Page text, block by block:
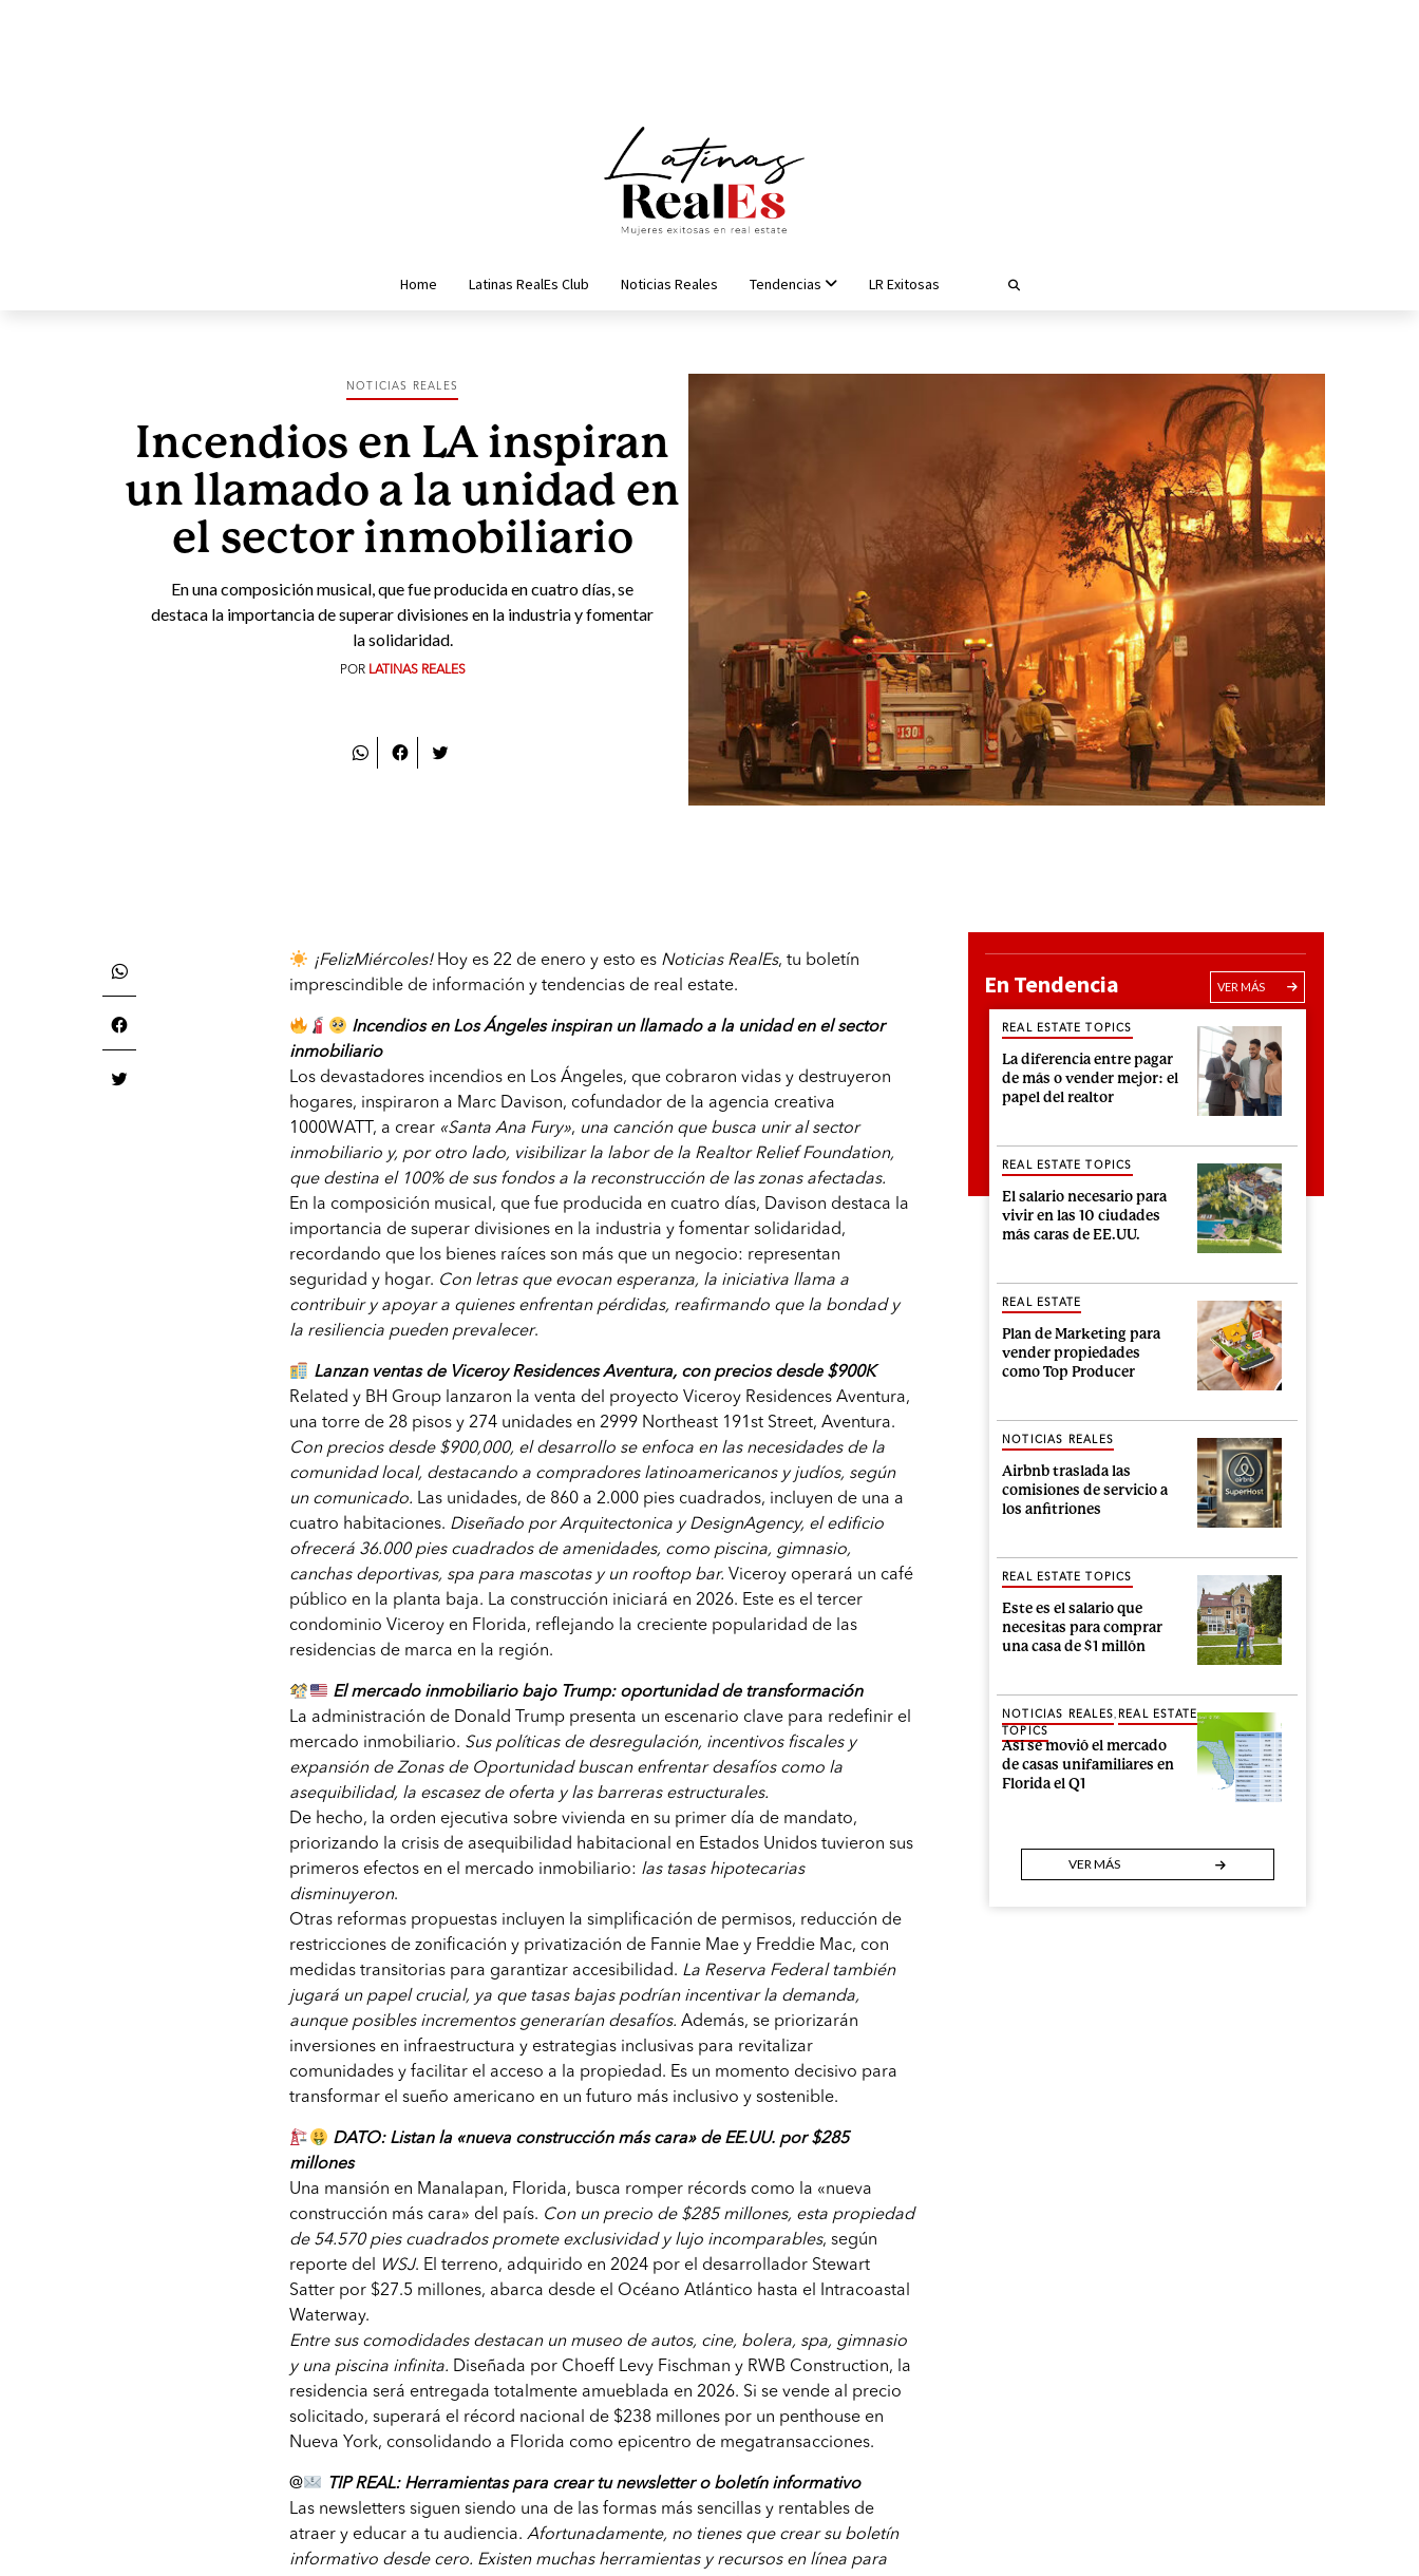
Home Latinas RealEs Club Noticias Reales Tendencias LR Exitosas
NOTICIAS REALES
Incendios en LA inspiran
un llamado a la unidad en
el sector inmobiliario
En una composición musical, que fue producida en cuatro días, se
destaca la importancia de superar divisiones en la industria y fomentar
la solidaridad.
POR LATINAS REALES
¡FelizMiércoles!Hoy es 22 de enero y esto es Noticias RealEs, tu boletín
imprescindible de información y tendencias de real estate.
Incendios en Los Ángeles inspiran un llamado a la unidad en el sector
inmobiliario
Los devastadores incendios en Los Ángeles, que cobraron vidas y destruyeron
hogares, inspiraron a Marc Davison, cofundador de la agencia creativa
1000WATT, a crear «Santa Ana Fury», una canción que busca unir al sector
inmobiliario y, por otro lado, visibilizar la labor de la Realtor Relief Foundation,
que destina el 100% de sus fondos a la reconstrucción de las zonas afectadas.
En la composición musical, que fue producida en cuatro días, Davison destaca la
importancia de superar divisiones en la industria y fomentar solidaridad,
recordando que los bienes raíces son más que un negocio: representan
seguridad y hogar. Con letras que evocan esperanza, la iniciativa llama a
contribuir y apoyar a quienes enfrentan pérdidas, reafirmando que la bondad y
la resiliencia pueden prevalecer.
Lanzan ventas de Viceroy Residences Aventura, con precios desde $900K
Related y BH Group lanzaron la venta del proyecto Viceroy Residences Aventura,
una torre de 28 pisos y 274 unidades en 2999 Northeast 191st Street, Aventura.
Con precios desde $900,000, el desarrollo se enfoca en las necesidades de la
comunidad local, destacando a compradores latinoamericanos y judíos, según
un comunicado. Las unidades, de 860 a 2.000 pies cuadrados, incluyen de una a
cuatro habitaciones. Diseñado por Arquitectonica y DesignAgency, el edificio
ofrecerá 36.000 pies cuadrados de amenidades, como piscina, gimnasio,
canchas deportivas, spa para mascotas y un rooftop bar. Viceroy operará un café
público en la planta baja. La construcción iniciará en 2026. Este es el tercer
condominio Viceroy en Florida, reflejando la creciente popularidad de las
residencias de marca en la región.
El mercado inmobiliario bajo Trump: oportunidad de transformación
La administración de Donald Trump presenta un escenario clave para redefinir el
mercado inmobiliario. Sus políticas de desregulación, incentivos fiscales y
expansión de Zonas de Oportunidad buscan enfrentar desafíos como la
asequibilidad, la escasez de oferta y las barreras estructurales.
De hecho, la orden ejecutiva sobre vivienda en su primer día de mandato,
priorizando la crisis de asequibilidad habitacional en Estados Unidos tuvieron sus
primeros efectos en el mercado inmobiliario: las tasas hipotecarias
disminuyeron.
Otras reformas propuestas incluyen la simplificación de permisos, reducción de
restricciones de zonificación y privatización de Fannie Mae y Freddie Mac, con
medidas transitorias para garantizar accesibilidad. La Reserva Federal también
jugará un papel crucial, ya que tasas bajas podrían incentivar la demanda,
aunque posibles incrementos generarían desafíos. Además, se priorizarán
inversiones en infraestructura y estrategias inclusivas para revitalizar
comunidades y facilitar el acceso a la propiedad. Es un momento decisivo para
transformar el sueño americano en un futuro más inclusivo y sostenible.
DATO: Listan la «nueva construcción más cara» de EE.UU. por $285
millones
Una mansión en Manalapan, Florida, busca romper récords como la «nueva
construcción más cara» del país. Con un precio de $285 millones, esta propiedad
de 54.570 pies cuadrados promete exclusividad y lujo incomparables, según
reporte del
WSJ. El terreno, adquirido en 2024 por el desarrollador Stewart
Satter por $27.5 millones, abarca desde el Océano Atlántico hasta el Intracoastal
Waterway.
Entre sus comodidades destacan un museo de autos, cine, bolera, spa, gimnasio
y una piscina infinita. Diseñada por Choeff Levy Fischman y RWB Construction, la
residencia será entregada totalmente amueblada en 2026. Si se vende al precio
solicitado, superará el récord nacional de $238 millones por un penthouse en
Nueva York, consolidando a Florida como epicentro de megatransacciones.
@
TIP REAL: Herramientas para crear tu newsletter o boletín informativo
Las newsletters siguen siendo una de las formas más sencillas y rentables de
atraer y educar a tu audiencia.Afortunadamente, no tienes que crear su boletín
informativo desde cero. Existen muchas herramientas y recursos en línea para
En Tendencia VER MÁS
La diferencia entre pagar
de más o vender mejor: el
papel del realtor
REAL ESTATE TOPICS
El salario necesario para
vivir en las 10 ciudades
más caras de EE.UU.
REAL ESTATE TOPICS
Plan de Marketing para
vender propiedades
como Top Producer
REAL ESTATE
Airbnb traslada las
comisiones de servicio a
los anfitriones
NOTICIAS REALES
Este es el salario que
necesitas para comprar
una casa de $1 millón
REAL ESTATE TOPICS
Así se movió el mercado
de casas unifamiliares en
Florida el Q1
NOTICIAS REALES REAL ESTATE
TOPICS
VER MÁS